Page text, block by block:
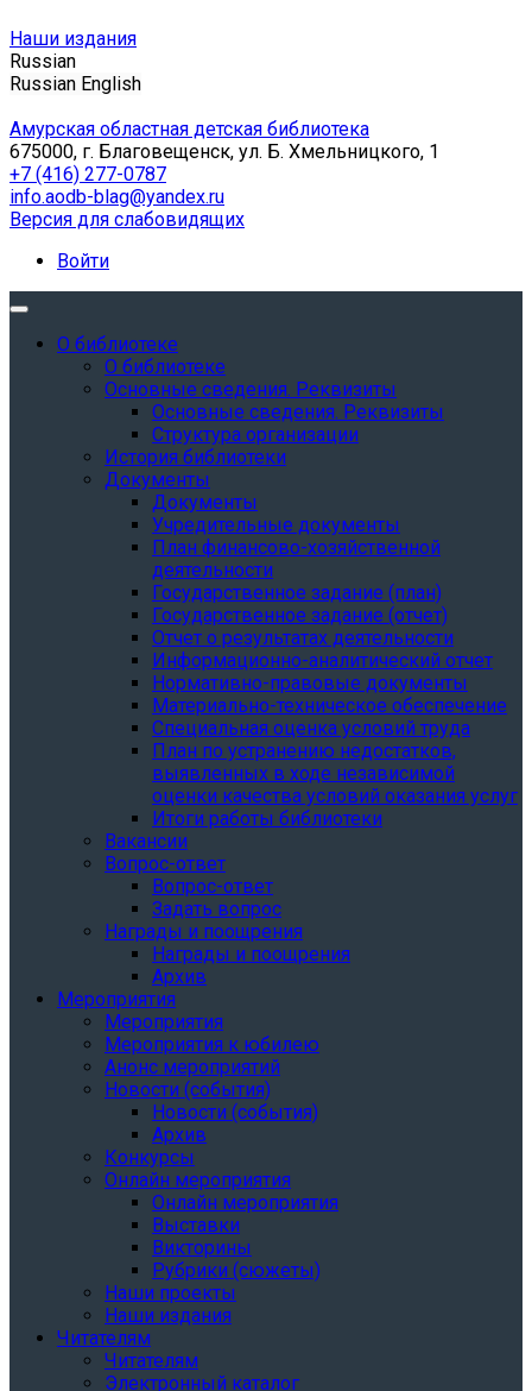
Наши издания
Russian
Russian English
Амурская областная детская библиотека
675000, г. Благовещенск, ул. Б. Хмельницкого, 1
+7 (416) 277-0787
info.aodb-blag@yandex.ru
Версия для слабовидящих
Войти
О библиотеке
О библиотеке
Основные сведения. Реквизиты
Основные сведения. Реквизиты
Структура организации
История библиотеки
Документы
Документы
Учредительные документы
План финансово-хозяйственной
деятельности
Государственное задание (план)
Государственное задание (отчет)
Отчет о результатах деятельности
Информационно-аналитический отчет
Нормативно-правовые документы
Материально-техническое обеспечение
Специальная оценка условий труда
План по устранению недостатков,
выявленных в ходе независимой
оценки качества условий оказания услуг
Итоги работы библиотеки
Вакансии
Вопрос-ответ
Вопрос-ответ
Задать вопрос
Награды и поощрения
Награды и поощрения
Архив
Мероприятия
Мероприятия
Мероприятия к юбилею
Анонс мероприятий
Новости (события)
Новости (события)
Архив
Конкурсы
Онлайн мероприятия
Онлайн мероприятия
Выставки
Викторины
Рубрики (сюжеты)
Наши проекты
Наши издания
Читателям
Читателям
Электронный каталог